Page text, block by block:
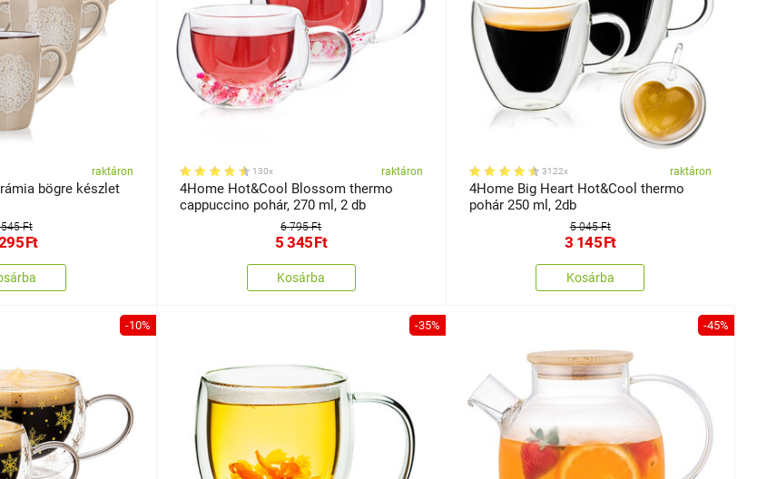
raktáron
bögre készlet
Ft
Ft
130x raktáron
4Home Hot&Cool Blossom thermo
cappuccino pohár, 270 ml, 2 db
6 795 Ft
5 345Ft
Kosárba
3122x raktáron
4Home Big Heart Hot&Cool thermo
pohár 250 ml, 2db
5 045 Ft
3 145Ft
Kosárba
-10% -35% -45%